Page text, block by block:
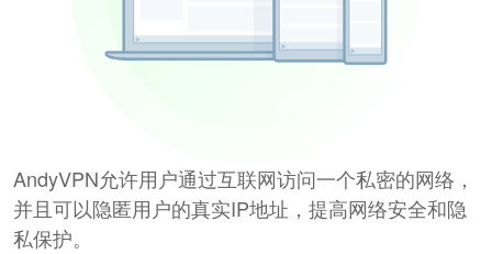
AndyVPN允许用户通过互联网访问一个私密的网络，
并且可以隐匿用户的真实IP地址，提高网络安全和隐
私保护。